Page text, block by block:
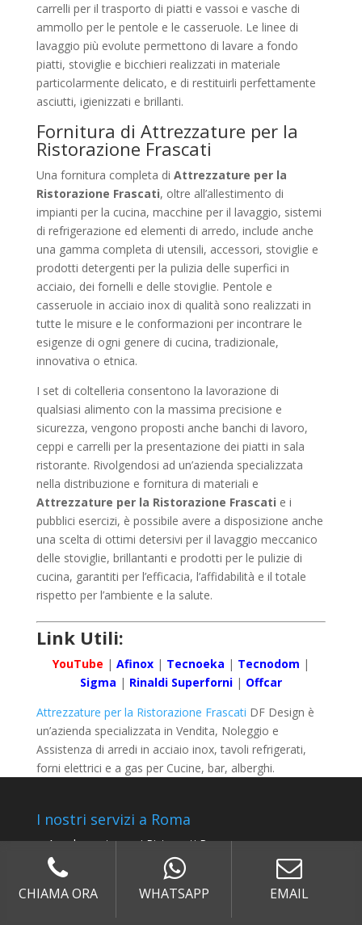
carrelli per il trasporto di piatti e vassoi e vasche di
ammollo per le pentole e le casseruole. Le linee di
lavaggio più evolute permettono di lavare a fondo
piatti, stoviglie e bicchieri realizzati in materiale
particolarmente delicato, e di restituirli perfettamente
asciutti, igienizzati e brillanti.
Fornitura di Attrezzature per la
Ristorazione Frascati
Una fornitura completa di Attrezzature per la
Ristorazione Frascati, oltre all’allestimento di
impianti per la cucina, macchine per il lavaggio, sistemi
di refrigerazione ed elementi di arredo, include anche
una gamma completa di utensili, accessori, stoviglie e
prodotti detergenti per la pulizia delle superfici in
acciaio, dei fornelli e delle stoviglie. Pentole e
casseruole in acciaio inox di qualità sono realizzati in
tutte le misure e le conformazioni per incontrare le
esigenze di ogni genere di cucina, tradizionale,
innovativa o etnica.
I set di coltelleria consentono la lavorazione di
qualsiasi alimento con la massima precisione e
sicurezza, vengono proposti anche banchi di lavoro,
ceppi e carrelli per la presentazione dei piatti in sala
ristorante. Rivolgendosi ad un’azienda specializzata
nella distribuzione e fornitura di materiali e
Attrezzature per la Ristorazione Frascati e i
pubblici esercizi, è possibile avere a disposizione anche
una scelta di ottimi detersivi per il lavaggio meccanico
delle stoviglie, brillantanti e prodotti per le pulizie di
cucina, garantiti per l’efficacia, l’affidabilità e il totale
rispetto per l’ambiente e la salute.
Link Utili:
YouTube | Afinox| Tecnoeka | Tecnodom |
Sigma | Rinaldi Superforni| Offcar
Attrezzature per la Ristorazione Frascati DF Design è
un’azienda specializzata in Vendita, Noleggio e
Assistenza di arredi in acciaio inox, tavoli refrigerati,
forni elettrici e a gas per Cucine, bar, alberghi.
I nostri servizi a Roma
Arredamento per i Ristoranti Roma
Assistenza sulle Attrezzature per la Ristorazione
Roma
CHIAMA ORA WHATSAPP EMAIL